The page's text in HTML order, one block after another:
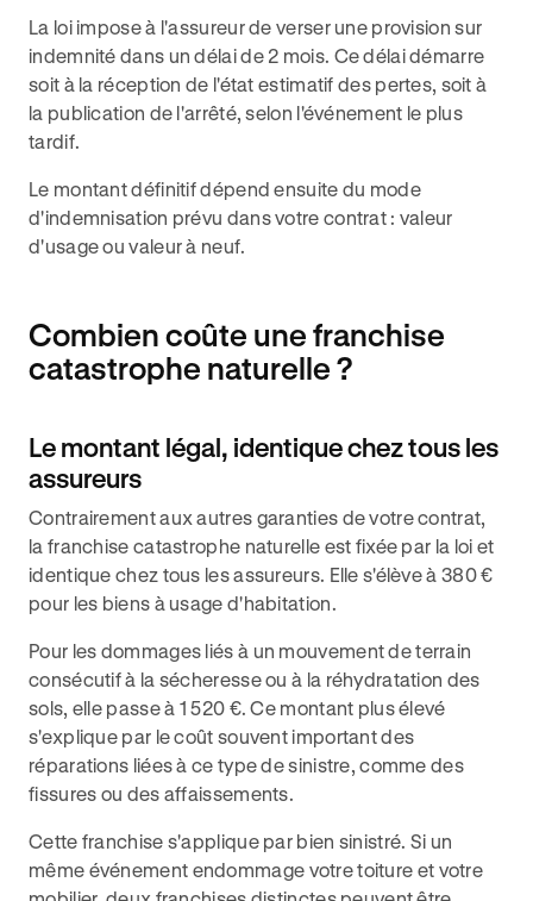
La loi impose à l'assureur de verser une provision sur
indemnité dans un délai de 2 mois. Ce délai démarre
soit à la réception de l'état estimatif des pertes, soit à
la publication de l'arrêté, selon l'événement le plus
tardif.
Le montant définitif dépend ensuite du mode
d'indemnisation prévu dans votre contrat : valeur
d'usage ou valeur à neuf.
Combien coûte une franchise
catastrophe naturelle ?
Le montant légal, identique chez tous les
assureurs
Contrairement aux autres garanties de votre contrat,
la franchise catastrophe naturelle est fixée par la loi et
identique chez tous les assureurs. Elle s'élève à 380 €
pour les biens à usage d'habitation.
Pour les dommages liés à un mouvement de terrain
consécutif à la sécheresse ou à la réhydratation des
sols, elle passe à 1 520 €. Ce montant plus élevé
s'explique par le coût souvent important des
réparations liées à ce type de sinistre, comme des
fissures ou des affaissements.
Cette franchise s'applique par bien sinistré. Si un
même événement endommage votre toiture et votre